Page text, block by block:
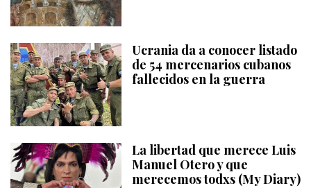
Ucrania da a conocer listado
de 54 mercenarios cubanos
fallecidos en la guerra
La libertad que merece Luis
Manuel Otero y que
merecemos todxs (My Diary)